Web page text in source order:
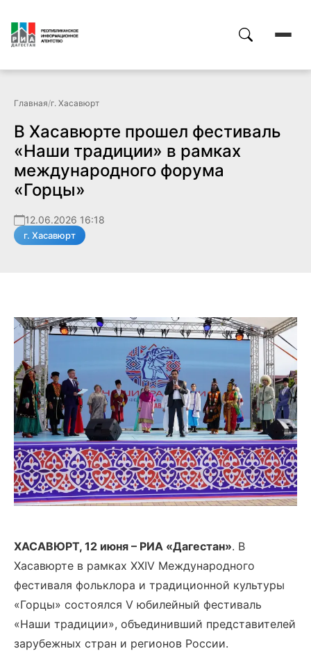
Главная/г. Хасавюрт
В Хасавюрте прошел фестиваль
«Наши традиции» в рамках
международного форума
«Горцы»
12.06.2026 16:18
г. Хасавюрт
ХАСАВЮРТ, 12 июня – РИА «Дагестан». В
Хасавюрте в рамках XXIV Международного
фестиваля фольклора и традиционной культуры
«Горцы» состоялся V юбилейный фестиваль
«Наши традиции», объединивший представителей
зарубежных стран и регионов России.